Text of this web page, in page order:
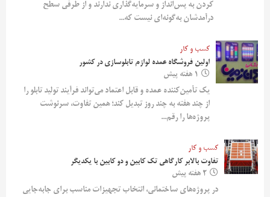
کردن به پس‌انداز و سرمایه‌گذاری ندارند و از طرفی سطح
درآمدشان به‌گونه‌ای نیست که...
کسب و کار
اولین فروشگاه عمده لوازم تابلوسازی در کشور
1 هفته پیش
یک تأمین‌کننده عمده و قابل اعتماد می‌تواند فرآیند تولید تابلو را
از چند هفته به چند روز تبدیل کند؛ همین تفاوت، سرنوشت
پروژه‌ها را رقم...
کسب و کار
تفاوت بالابر کارگاهی تک کابین و دو کابین با یکدیگر
2 هفته پیش
در پروژه‌های ساختمانی، انتخاب تجهیزات مناسب برای جابه‌جایی